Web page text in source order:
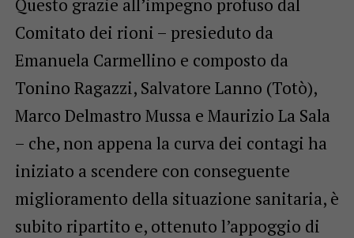
Questo grazie all’impegno profuso dal
Comitato dei rioni – presieduto da
Emanuela Carmellino e composto da
Tonino Ragazzi, Salvatore Lanno (Totò),
Marco Delmastro Mussa e Maurizio La Sala
– che, non appena la curva dei contagi ha
iniziato a scendere con conseguente
miglioramento della situazione sanitaria, è
subito ripartito e, ottenuto l’appoggio di